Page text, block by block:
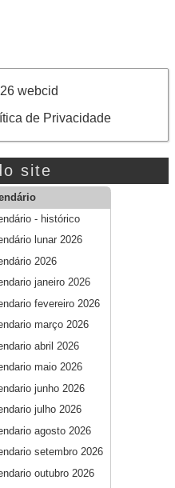
webcid
de Privacidade
site
- histórico
lunar 2026
2026
janeiro 2026
fevereiro 2026
março 2026
abril 2026
maio 2026
junho 2026
julho 2026
agosto 2026
setembro 2026
outubro 2026